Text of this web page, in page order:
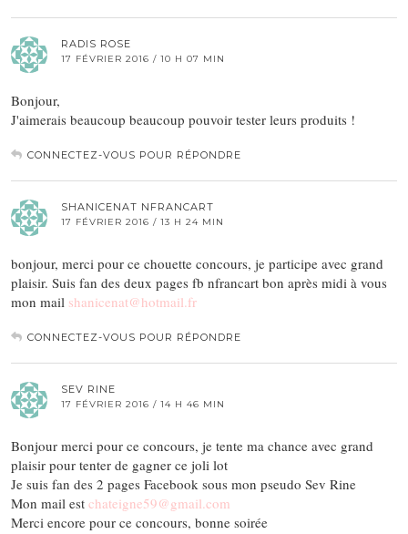
RADIS ROSE
17 FÉVRIER 2016 / 10 H 07 MIN
Bonjour,
J'aimerais beaucoup beaucoup pouvoir tester leurs produits !
CONNECTEZ-VOUS POUR RÉPONDRE
SHANICENAT NFRANCART
17 FÉVRIER 2016 / 13 H 24 MIN
bonjour, merci pour ce chouette concours, je participe avec grand
plaisir. Suis fan des deux pages fb nfrancart bon après midi à vous
mon mail shanicenat@hotmail.fr
CONNECTEZ-VOUS POUR RÉPONDRE
SEV RINE
17 FÉVRIER 2016 / 14 H 46 MIN
Bonjour merci pour ce concours, je tente ma chance avec grand
plaisir pour tenter de gagner ce joli lot
Je suis fan des 2 pages Facebook sous mon pseudo Sev Rine
Mon mail est chateigne59@gmail.com
Merci encore pour ce concours, bonne soirée